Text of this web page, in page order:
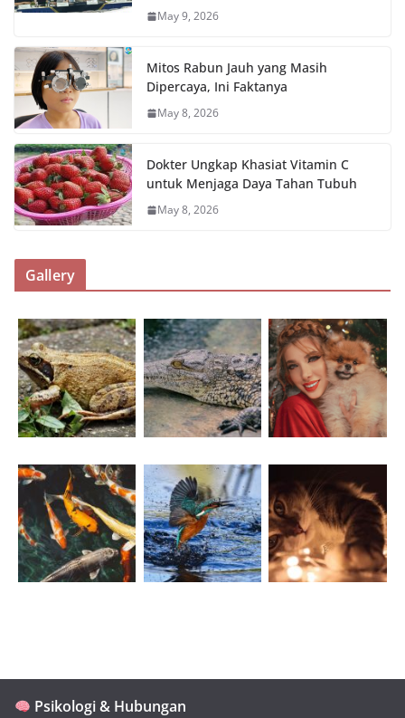
May 9, 2026
Mitos Rabun Jauh yang Masih
Dipercaya, Ini Faktanya
May 8, 2026
Dokter Ungkap Khasiat Vitamin C
untuk Menjaga Daya Tahan Tubuh
May 8, 2026
Gallery
Psikologi & Hubungan